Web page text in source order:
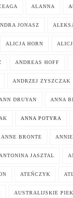
ALANNA
JONASZ
ALICJA HORN
ANDREAS HOFF
ANDRZEJ ZYSZCZAK
DRUYAN ANNA
ANNA POTYRA
ANNE BRONTE
JASZTAL
ATEŃCZYK
AUSTRALIJSKIE